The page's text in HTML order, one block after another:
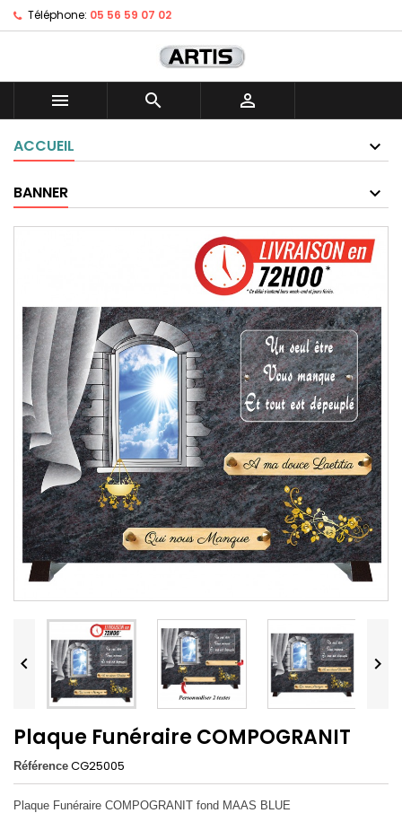
Téléphone: 05 56 59 07 02
  
ACCUEIL
BANNER
 
Plaque Funéraire COMPOGRANIT
Référence CG25005
Plaque Funéraire COMPOGRANIT fond MAAS BLUE